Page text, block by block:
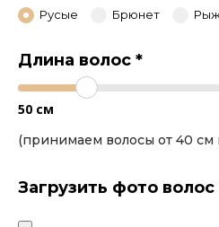
Русые Брюнет
Длина волос *
50 см
(принимаем волосы от 40
Загрузить фото волос